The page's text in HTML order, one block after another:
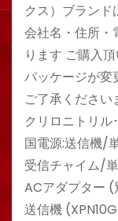
クス）ブランド
会社名・住所・
ります ご購入
パッケージが変
ご了承ください
クリロニトリ
国電源:送信機/
受信チャイム/
ACアダプター (
送信機